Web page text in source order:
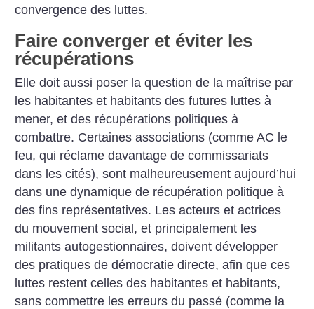
convergence des luttes.
Faire converger et éviter les
récupérations
Elle doit aussi poser la question de la maîtrise par
les habitantes et habitants des futures luttes à
mener, et des récupérations politiques à
combattre. Certaines associations (comme AC le
feu, qui réclame davantage de commissariats
dans les cités), sont malheureusement aujourd’hui
dans une dynamique de récupération politique à
des fins représentatives. Les acteurs et actrices
du mouvement social, et principalement les
militants autogestionnaires, doivent développer
des pratiques de démocratie directe, afin que ces
luttes restent celles des habitantes et habitants,
sans commettre les erreurs du passé (comme la